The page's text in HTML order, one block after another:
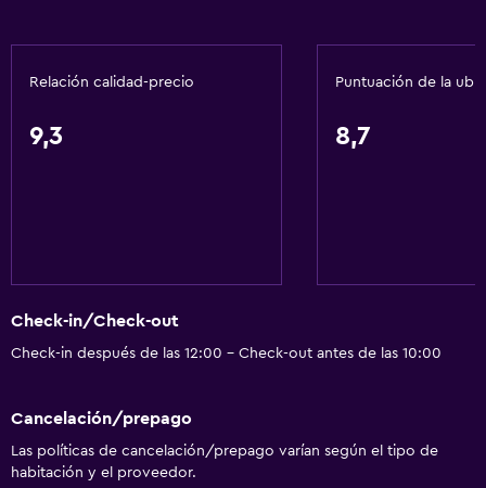
Relación calidad-precio
9,3
Puntuación de la
8,7
Check-in/Check-out
Check-in después de las 12:00 - Check-out antes de las 10:00
Cancelación/prepago
Las políticas de cancelación/prepago varían según el tipo de
habitación y el proveedor.